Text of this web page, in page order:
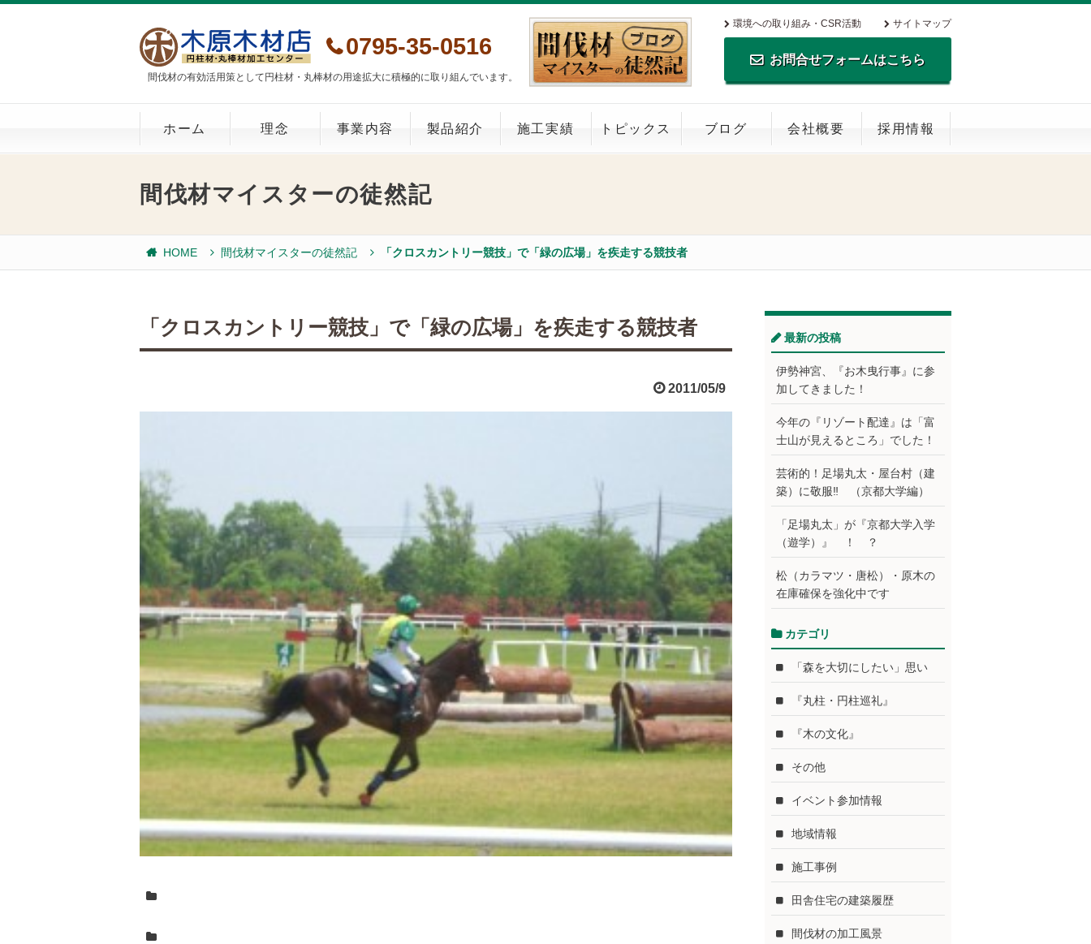
間伐材の有効活用策として円柱材・丸棒材の用途拡大に積極的に取り組んでいます。
0795-35-0516
環境への取り組み・CSR活動 サイトマップ
お問合せフォームはこちら
TEL.0795-35-0516 FAX.0795-35-
0269
ホーム 理念 事業内容 製品紹介 施工実績 トピックス ブログ 会社概要 採用情報
間伐材マイスターの徒然記
HOME 間伐材マイスターの徒然記 「クロスカントリー競技」で「緑の広場」を疾走する競技者
「クロスカントリー競技」で「緑の広場」を疾走する競技者
2011/05/9
最新の投稿
伊勢神宮、『お木曳行事』に参
加してきました！
今年の『リゾート配達』は「富
士山が見えるところ」でした！
芸術的！足場丸太・屋台村（建
築）に敬服‼ （京都大学編）
「足場丸太」が『京都大学入学
（遊学）』 ！ ？
松（カラマツ・唐松）・原木の
在庫確保を強化中です
カテゴリ
「森を大切にしたい」思い
『丸柱・円柱巡礼』
『木の文化』
その他
イベント参加情報
地域情報
施工事例
田舎住宅の建築履歴
間伐材の加工風景